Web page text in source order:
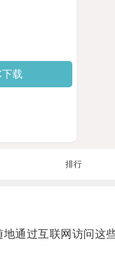
下载
排行
通过互联网访问这些